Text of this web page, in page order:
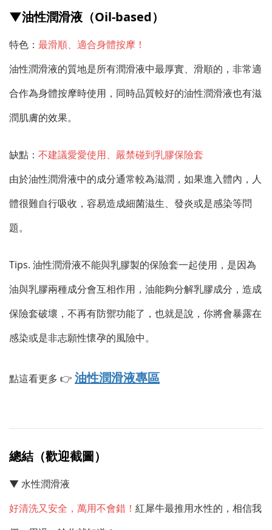
▼油性潤滑液（Oil-based）
特色： 最滑順、適合身體按摩！
油性潤滑液的質地是所有潤滑液中最厚實、滑順的，非常適
合作為身體按摩時使用，同時品質較好的油性潤滑液也有滋
潤肌膚的效果。
缺點： 不建議愛愛使用、 嚴禁碰到乳膠保險套
由於油性潤滑液中的成分通常較為滋潤，如果進入體內，人
體很難自行吸收，容易造成細菌滋生、發炎或是感染等問
題。
Tips. 油性潤滑液不能與乳膠製的保險套一起使用，是因為
油與乳膠兩種成分會互相作用，油能夠分解乳膠成分，造成
保險套破壞，不再有防禦功能了，也就是說，你將會暴露在
感染或是非志願性懷孕的風險中。
點這看更多 👉 油性潤滑液專區
總結（歡迎截圖）
▼ 水性潤滑液
好清洗又安全，萬用不會錯！ 紅犀牛最推用水性的，相信我